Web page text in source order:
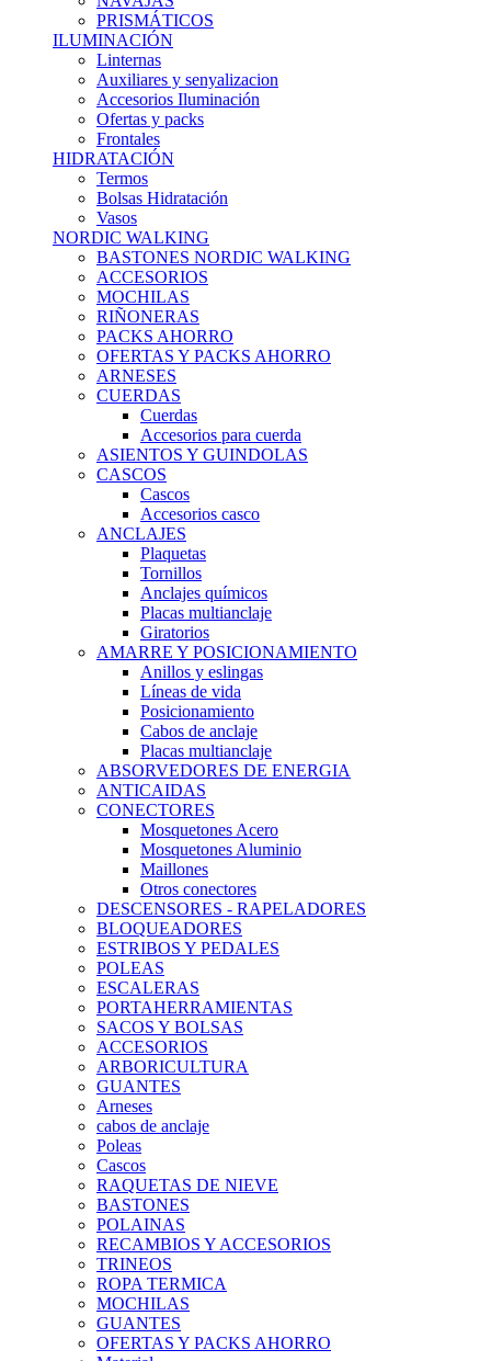
PRISMÁTICOS
ILUMINACIÓN
Linternas
Auxiliares y senyalizacion
Accesorios Iluminación
Ofertas y packs
Frontales
HIDRATACIÓN
Termos
Bolsas Hidratación
Vasos
NORDIC WALKING
BASTONES NORDIC WALKING
ACCESORIOS
MOCHILAS
RIÑONERAS
PACKS AHORRO
OFERTAS Y PACKS AHORRO
ARNESES
CUERDAS
Cuerdas
Accesorios para cuerda
ASIENTOS Y GUINDOLAS
CASCOS
Cascos
Accesorios casco
ANCLAJES
Plaquetas
Tornillos
Anclajes químicos
Placas multianclaje
Giratorios
AMARRE Y POSICIONAMIENTO
Anillos y eslingas
Líneas de vida
Posicionamiento
Cabos de anclaje
Placas multianclaje
ABSORVEDORES DE ENERGIA
ANTICAIDAS
CONECTORES
Mosquetones Acero
Mosquetones Aluminio
Maillones
Otros conectores
DESCENSORES - RAPELADORES
BLOQUEADORES
ESTRIBOS Y PEDALES
POLEAS
ESCALERAS
PORTAHERRAMIENTAS
SACOS Y BOLSAS
ACCESORIOS
ARBORICULTURA
GUANTES
Arneses
cabos de anclaje
Poleas
Cascos
RAQUETAS DE NIEVE
BASTONES
POLAINAS
RECAMBIOS Y ACCESORIOS
TRINEOS
ROPA TERMICA
MOCHILAS
GUANTES
OFERTAS Y PACKS AHORRO